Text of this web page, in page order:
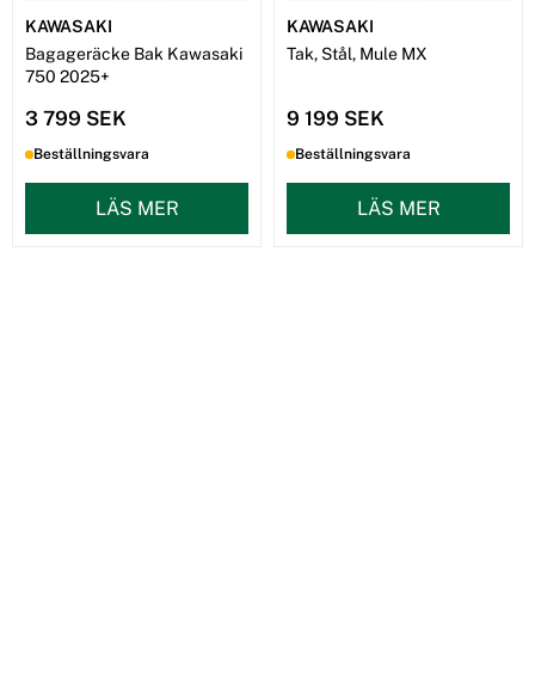
KAWASAKI
Bagageräcke Bak Kawasaki
750 2025+
3 799 SEK
Beställningsvara
LÄS MER
KAWASAKI
Tak, Stål, Mule MX
9 199 SEK
Beställningsvara
LÄS MER